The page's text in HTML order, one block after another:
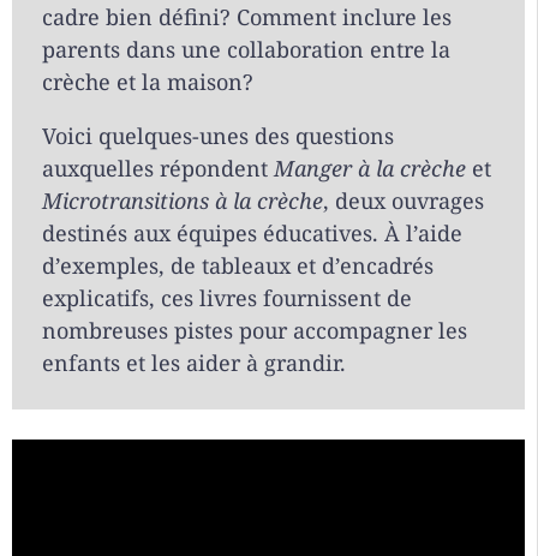
cadre bien défini? Comment inclure les
parents dans une collaboration entre la
crèche et la maison?
Voici quelques-unes des questions
auxquelles répondent Manger à la crèche et
Microtransitions à la crèche, deux ouvrages
destinés aux équipes éducatives. À l’aide
d’exemples, de tableaux et d’encadrés
explicatifs, ces livres fournissent de
nombreuses pistes pour accompagner les
enfants et les aider à grandir.